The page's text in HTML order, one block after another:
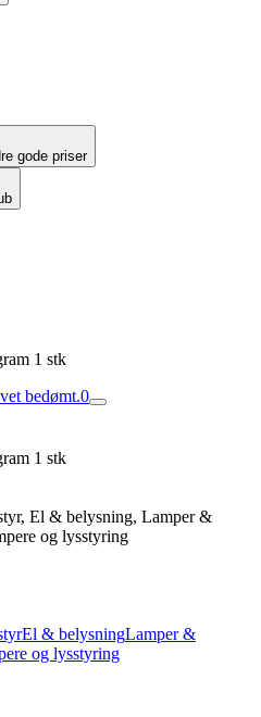
gode priser
1 stk
bedømt.0
1 stk
El & belysning, Lamper &
og lysstyring
El & belysningLamper &
og lysstyring